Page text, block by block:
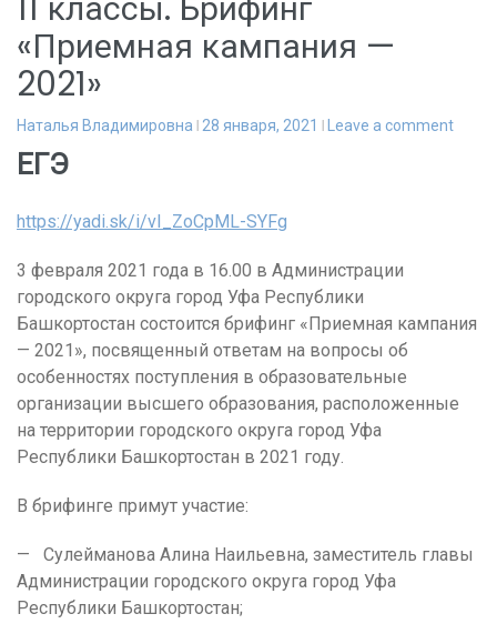
«Приемная кампания —
2021»
Наталья Владимировна 28 января, 2021 Leave a comment
ЕГЭ
https://yadi.sk/i/vI_ZoCpML-SYFg
3 февраля 2021 года в 16.00 в Администрации
городского округа город Уфа Республики
Башкортостан состоится брифинг «Приемная кампания
— 2021», посвященный ответам на вопросы об
особенностях поступления в образовательные
организации высшего образования, расположенные
на территории городского округа город Уфа
Республики Башкортостан в 2021 году.
В брифинге примут участие:
— Сулейманова Алина Наильевна, заместитель главы
Администрации городского округа город Уфа
Республики Башкортостан;